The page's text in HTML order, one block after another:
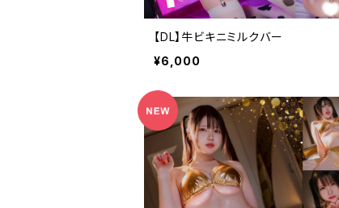
【DL】牛ビキニミルクバー
¥6,000